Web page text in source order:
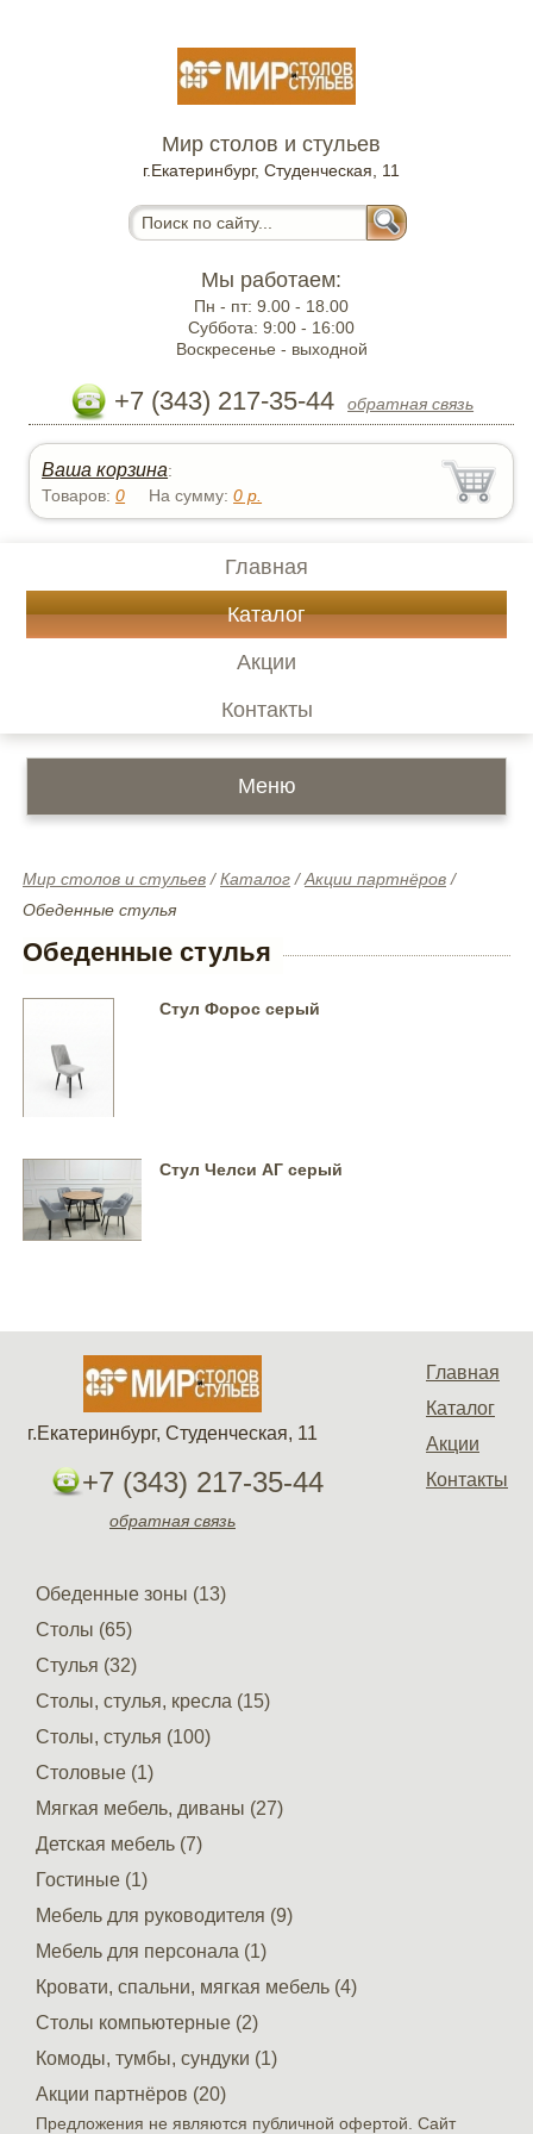
Мир столов и стульев
г.Екатеринбург, Студенческая, 11
Мы работаем:
Пн - пт:9.00 - 18.00
Суббота:9:00 - 16:00
Воскресенье - выходной
+7 (343) 217-35-44 обратная связь
Ваша корзина:
Товаров:0 На сумму:0 р.
Главная
Каталог
Акции
Контакты
Меню
Мир столов и стульев /Каталог /Акции партнёров /
Обеденные стулья
Обеденные стулья
Стул Форос серый
Стул Челси АГ серый
Главная
Каталог
Акции
Контакты
г.Екатеринбург, Студенческая, 11
+7 (343) 217-35-44
обратная связь
Обеденные зоны (13)
Столы (65)
Стулья (32)
Столы, стулья, кресла (15)
Столы, стулья (100)
Столовые (1)
Мягкая мебель, диваны (27)
Детская мебель (7)
Гостиные (1)
Мебель для руководителя (9)
Мебель для персонала (1)
Кровати, спальни, мягкая мебель (4)
Столы компьютерные (2)
Комоды, тумбы, сундуки (1)
Акции партнёров (20)
Предложения не являются публичной офертой. Сайт